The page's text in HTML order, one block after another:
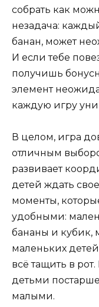
собрать как
незадача:
банан, может
И если тебе
получишь
элемент
каждую игру
В целом, игра
отличным
развивает
детей ждать
моменты,
удобными:
бананы и кубик,
маленьких
всё тащить в
детьми
малыми.